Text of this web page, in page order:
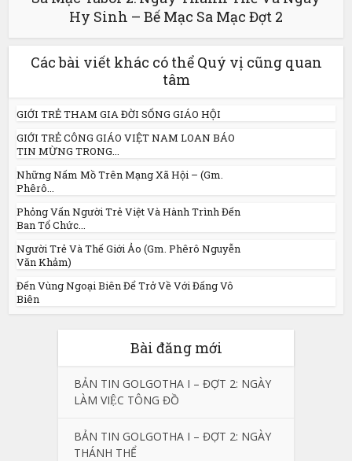
Hy Sinh – Bế Mạc Sa Mạc Đợt 2
Các bài viết khác có thể Quý vị cũng quan
tâm
GIỚI TRẺ THAM GIA ĐỜI SỐNG GIÁO HỘI
GIỚI TRẺ CÔNG GIÁO VIỆT NAM LOAN BÁO
TIN MỪNG TRONG...
Những Nấm Mồ Trên Mạng Xã Hội – (Gm.
Phêrô...
Phỏng Vấn Người Trẻ Việt Và Hành Trình Đến
Ban Tổ Chức...
Người Trẻ Và Thế Giới Ảo (Gm. Phêrô Nguyễn
Văn Khảm)
Đến Vùng Ngoại Biên Để Trở Về Với Đấng Vô
Biên
Bài đăng mới
BẢN TIN GOLGOTHA I – ĐỢT 2: NGÀY
LÀM VIỆC TÔNG ĐỒ
BẢN TIN GOLGOTHA I – ĐỢT 2: NGÀY
THÁNH THỂ